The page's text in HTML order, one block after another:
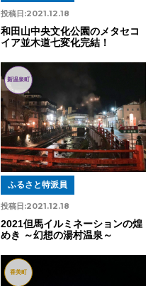
投稿日:2021.12.18
和田山中央文化公園のメタセコ
イア並木道七変化完結！
新温泉町
投稿日:2021.12.18
ふるさと特派員
2021但馬イルミネーションの煌
めき ～幻想の湯村温泉～
香美町